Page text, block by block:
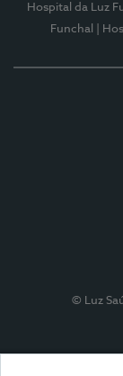
Hospital da Luz
Funchal
|
© Luz